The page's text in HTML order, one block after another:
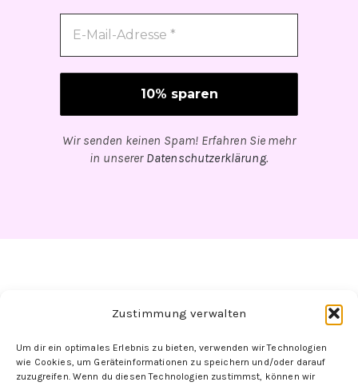
Zustimmung verwalten
Um dir ein optimales Erlebnis zu bieten, verwenden wir Technologien
wie Cookies, um Geräteinformationen zu speichern und/oder darauf
zuzugreifen. Wenn du diesen Technologien zustimmst, können wir
Wir senden keinen Spam! Erfahren Sie mehr
in unserer Datenschutzerklärung.
Folge uns hier: